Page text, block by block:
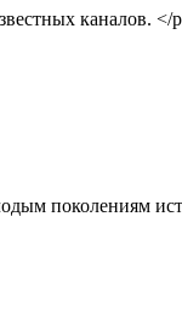
каналов. </
поколениям